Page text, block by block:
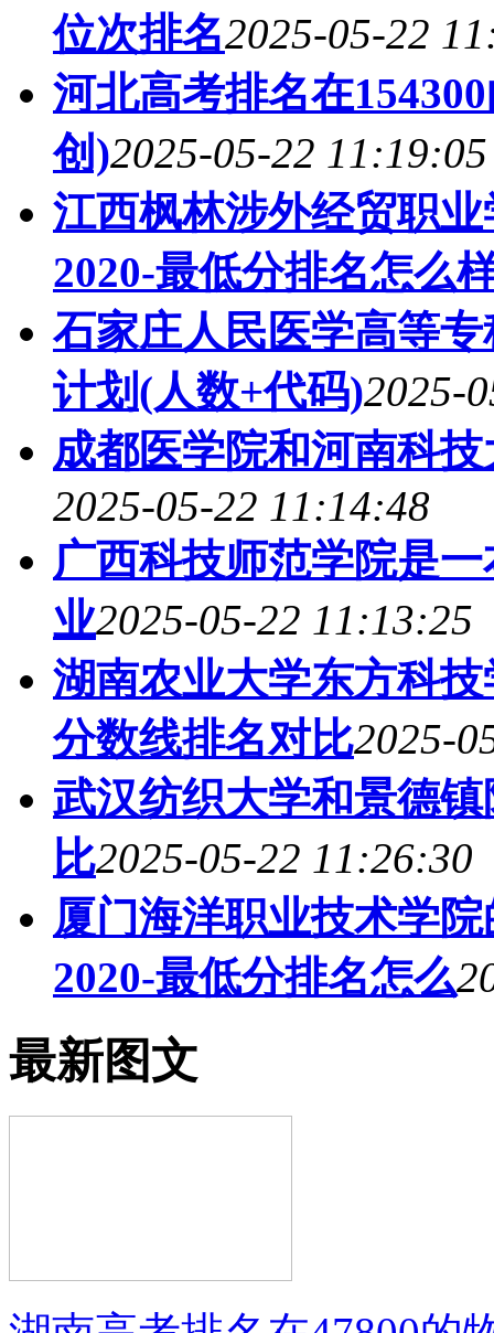
位次排名2025-05-22
河北高考排名在
创)2025-05-22 11:19:05
江西枫林涉外经贸职
2020-最低分排名怎么
石家庄人民医学高等
计划(人数+代码)2025-
成都医学院和河南科
2025-05-22 11:14:48
广西科技师范学院是
业2025-05-22 11:13:25
湖南农业大学东方科
分数线排名对比2025-
武汉纺织大学和景德
比2025-05-22 11:26:30
厦门海洋职业技术学
2020-最低分排名怎么
最新图文